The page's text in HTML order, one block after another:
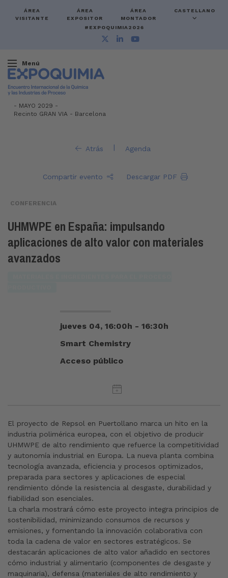
ÁREA
VISITANTE
ÁREA
EXPOSITOR
ÁREA
MONTADOR
CASTELLANO
#EXPOQUIMIA2026
Menú
- MAYO 2029 -
Recinto GRAN VIA - Barcelona
Atrás | Agenda
Compartir evento Descargar PDF
CONFERENCIA
UHMWPE en España: impulsando
aplicaciones de alto valor con materiales
avanzados
jueves 04, 16:00h - 16:30h
Smart Chemistry
Acceso público
El proyecto de Repsol en Puertollano marca un hito en la
industria polimérica europea, con el objetivo de producir
UHMWPE de alto rendimiento que refuerce la competitividad
y autonomía industrial en Europa. La nueva planta combina
tecnología avanzada, eficiencia y procesos optimizados,
preparada para sectores y aplicaciones de especial
rendimiento dónde la resistencia al desgaste, durabilidad y
fiabilidad son esenciales.
La charla mostrará cómo este proyecto integra principios de
sostenibilidad, minimizando consumos de recursos y
emisiones, y fomentando la innovación colaborativa con
toda la cadena de valor en sectores estratégicos. Se
destacarán aplicaciones de alto valor añadido en sectores
cómo industrial y alimentario (componentes de desgaste y
maquinaria), defensa (materiales de alto rendimiento y